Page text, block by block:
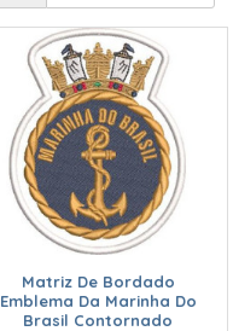
Matriz De Bordado
Emblema Da Marinha Do
Brasil Contornado